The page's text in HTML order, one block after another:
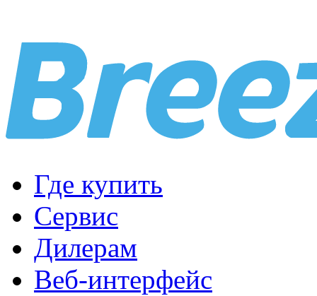
Где купить
Сервис
Дилерам
Веб-интерфейс